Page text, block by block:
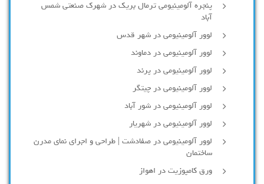
پنجره آلومینیومی ترمال بریک در شهرک صنعتی شمس
آباد
لوور آلومینیومی در شهر قدس
لوور آلومینیومی در دماوند
لوور آلومینیومی در پرند
لوور آلومینیومی در چیتگر
لوور آلومینیومی در شور آباد
لوور آلومينيومي در شهريار
لوور آلومینیومی در صفادشت | طراحی و اجرای نمای مدرن
ساختمان
ورق کامپوزیت در اهواز